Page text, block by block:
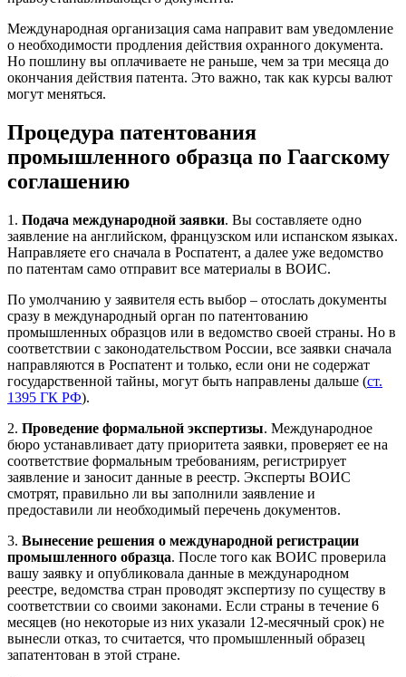
Международная организация сама направит вам уведомление
о необходимости продления действия охранного документа.
Но пошлину вы оплачиваете не раньше, чем за три месяца до
окончания действия патента. Это важно, так как курсы валют
могут меняться.
Процедура патентования
промышленного образца по Гаагскому
соглашению
1. Подача международной заявки. Вы составляете одно
заявление на английском, французском или испанском языках.
Направляете его сначала в Роспатент, а далее уже ведомство
по патентам само отправит все материалы в ВОИС.
По умолчанию у заявителя есть выбор – отослать документы
сразу в международный орган по патентованию
промышленных образцов или в ведомство своей страны. Но в
соответствии с законодательством России, все заявки сначала
направляются в Роспатент и только, если они не содержат
государственной тайны, могут быть направлены дальше (ст.
1395 ГК РФ).
2. Проведение формальной экспертизы. Международное
бюро устанавливает дату приоритета заявки, проверяет ее на
соответствие формальным требованиям, регистрирует
заявление и заносит данные в реестр. Эксперты ВОИС
смотрят, правильно ли вы заполнили заявление и
предоставили ли необходимый перечень документов.
3. Вынесение решения о международной регистрации
промышленного образца. После того как ВОИС проверила
вашу заявку и опубликовала данные в международном
реестре, ведомства стран проводят экспертизу по существу в
соответствии со своими законами. Если страны в течение 6
месяцев (но некоторые из них указали 12-месячный срок) не
вынесли отказ, то считается, что промышленный образец
запатентован в этой стране.